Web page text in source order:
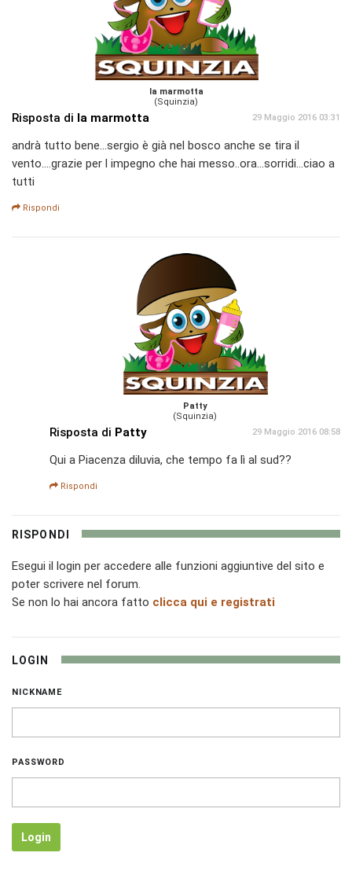
la marmotta
(Squinzia)
Risposta di la marmotta 29 Maggio 2016 03:31
andrà tutto bene...sergio è già nel bosco anche se tira il
vento....grazie per l impegno che hai messo..ora...sorridi...ciao a
tutti
Rispondi
Patty
(Squinzia)
Risposta di Patty 29 Maggio 2016 08:58
Qui a Piacenza diluvia, che tempo fa lì al sud??
Rispondi
RISPONDI
Esegui il login per accedere alle funzioni aggiuntive del sito e
poter scrivere nel forum.
Se non lo hai ancora fatto clicca qui e registrati
LOGIN
NICKNAME
PASSWORD
Login